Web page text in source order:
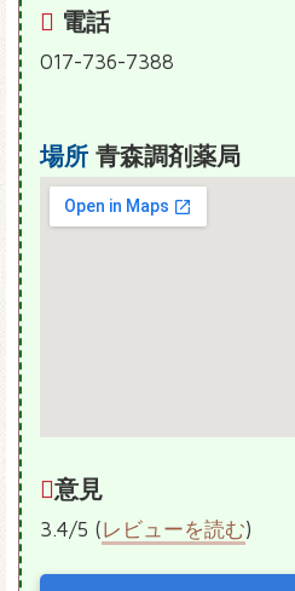
電話
017-736-7388
場所 青森調剤薬局
意見
3.4/5 (レビューを読む)